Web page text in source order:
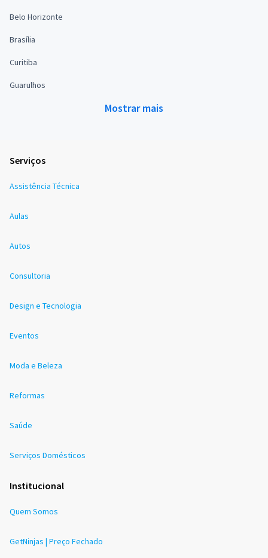
Belo Horizonte
Brasília
Curitiba
Guarulhos
Mostrar mais
Serviços
Assistência Técnica
Aulas
Autos
Consultoria
Design e Tecnologia
Eventos
Moda e Beleza
Reformas
Saúde
Serviços Domésticos
Institucional
Quem Somos
GetNinjas | Preço Fechado